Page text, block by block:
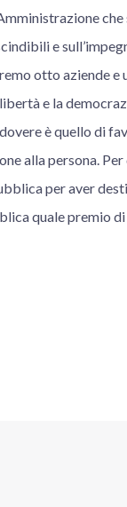
e
otto aziende
e la
è quello di
alla persona.
per aver
quale premio